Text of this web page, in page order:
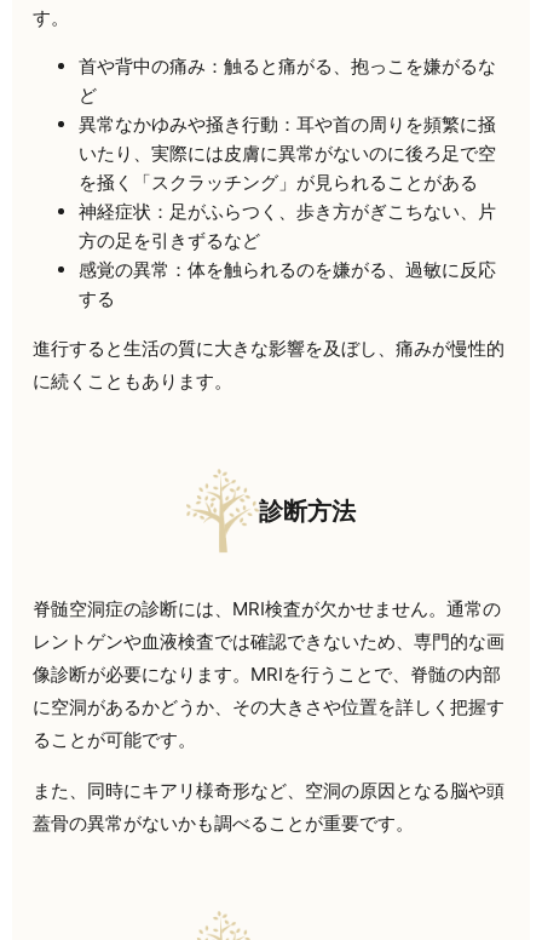
す。
首や背中の痛み：触ると痛がる、抱っこを嫌がるな
ど
異常なかゆみや掻き行動：耳や首の周りを頻繁に掻
いたり、実際には皮膚に異常がないのに後ろ足で空
を掻く「スクラッチング」が見られることがある
神経症状：足がふらつく、歩き方がぎこちない、片
方の足を引きずるなど
感覚の異常：体を触られるのを嫌がる、過敏に反応
する
進行すると生活の質に大きな影響を及ぼし、痛みが慢性的
に続くこともあります。
診断方法
脊髄空洞症の診断には、MRI検査が欠かせません。通常の
レントゲンや血液検査では確認できないため、専門的な画
像診断が必要になります。MRIを行うことで、脊髄の内部
に空洞があるかどうか、その大きさや位置を詳しく把握す
ることが可能です。
また、同時にキアリ様奇形など、空洞の原因となる脳や頭
蓋骨の異常がないかも調べることが重要です。